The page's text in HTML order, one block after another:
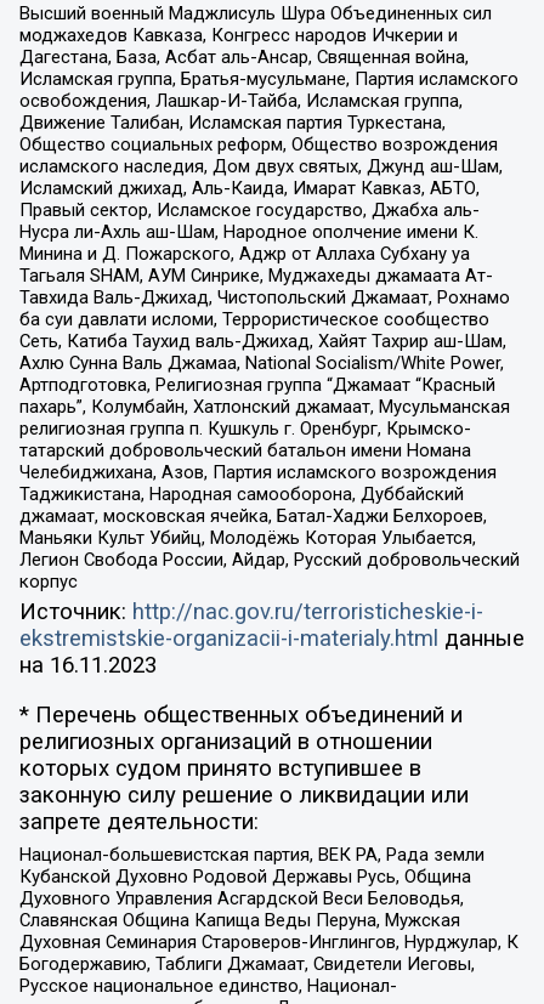
Высший военный Маджлисуль Шура Объединенных сил
моджахедов Кавказа, Конгресс народов Ичкерии и
Дагестана, База, Асбат аль-Ансар, Священная война,
Исламская группа, Братья-мусульмане, Партия исламского
освобождения, Лашкар-И-Тайба, Исламская группа,
Движение Талибан, Исламская партия Туркестана,
Общество социальных реформ, Общество возрождения
исламского наследия, Дом двух святых, Джунд аш-Шам,
Исламский джихад, Аль-Каида, Имарат Кавказ, АБТО,
Правый сектор, Исламское государство, Джабха аль-
Нусра ли-Ахль аш-Шам, Народное ополчение имени К.
Минина и Д. Пожарского, Аджр от Аллаха Субхану уа
Тагьаля SHAM, АУМ Синрике, Муджахеды джамаата Ат-
Тавхида Валь-Джихад, Чистопольский Джамаат, Рохнамо
ба суи давлати исломи, Террористическое сообщество
Сеть, Катиба Таухид валь-Джихад, Хайят Тахрир аш-Шам,
Ахлю Сунна Валь Джамаа, National Socialism/White Power,
Артподготовка, Религиозная группа “Джамаат “Красный
пахарь”, Колумбайн, Хатлонский джамаат, Мусульманская
религиозная группа п. Кушкуль г. Оренбург, Крымско-
татарский добровольческий батальон имени Номана
Челебиджихана, Азов, Партия исламского возрождения
Таджикистана, Народная самооборона, Дуббайский
джамаат, московская ячейка, Батал-Хаджи Белхороев,
Маньяки Культ Убийц, Молодёжь Которая Улыбается,
Легион Свобода России, Айдар, Русский добровольческий
корпус
Источник: http://nac.gov.ru/terroristicheskie-i-
ekstremistskie-organizacii-i-materialy.html данные
на 16.11.2023
* Перечень общественных объединений и
религиозных организаций в отношении
которых судом принято вступившее в
законную силу решение о ликвидации или
запрете деятельности:
Национал-большевистская партия, ВЕК РА, Рада земли
Кубанской Духовно Родовой Державы Русь, Община
Духовного Управления Асгардской Веси Беловодья,
Славянская Община Капища Веды Перуна, Мужская
Духовная Семинария Староверов-Инглингов, Нурджулар, К
Богодержавию, Таблиги Джамаат, Свидетели Иеговы,
Русское национальное единство, Национал-